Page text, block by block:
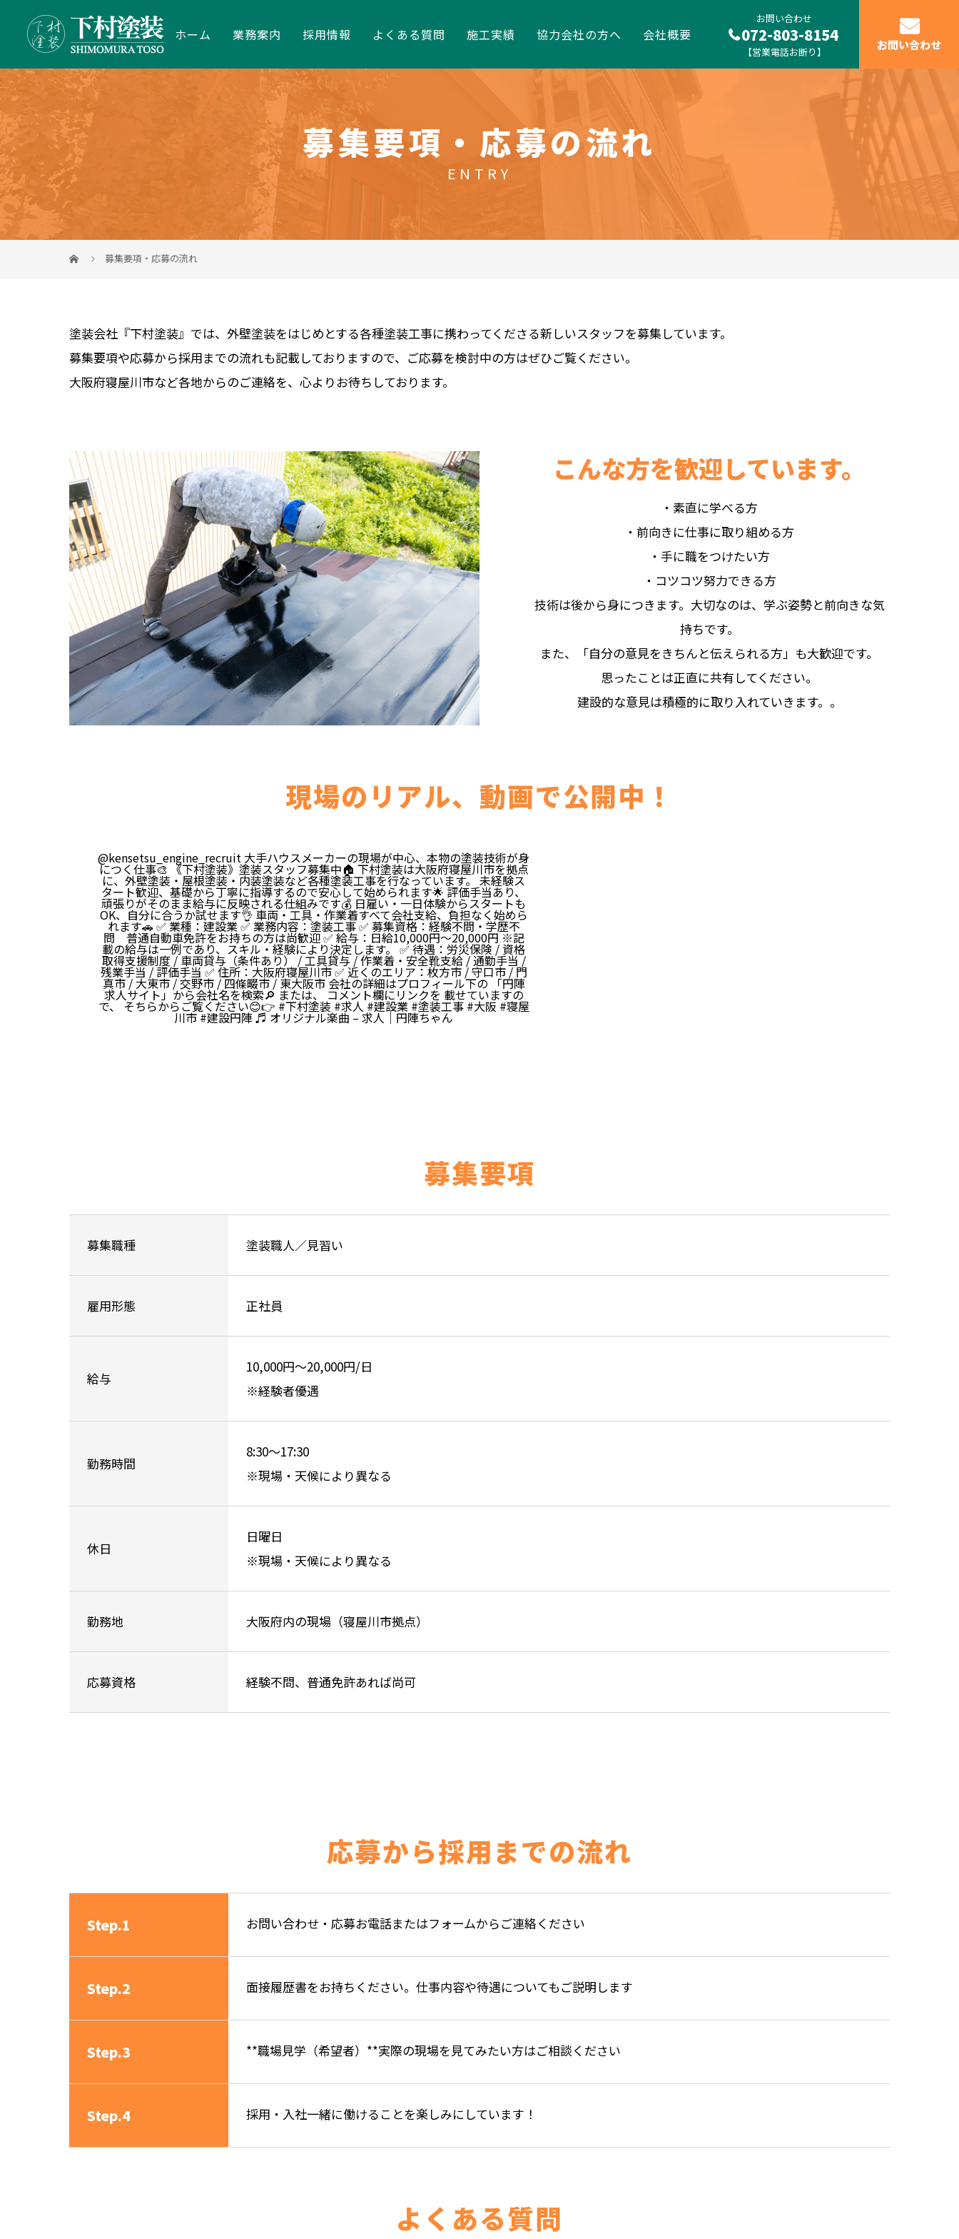
ホーム 業務案内 採用情報 よくある質問 施工実績 協力会社の方へ 会社概要
お問い合わせ
072-803-8154
【営業電話お断り】 お問い合わせ
募集要項・応募の流れ
ENTRY
募集要項・応募の流れ
塗装会社『下村塗装』では、外壁塗装をはじめとする各種塗装工事に携わってくださる新しいスタッフを募集しています。
募集要項や応募から採用までの流れも記載しておりますので、ご応募を検討中の方はぜひご覧ください。
大阪府寝屋川市など各地からのご連絡を、心よりお待ちしております。
こんな方を歓迎しています。
・素直に学べる方
・前向きに仕事に取り組める方
・手に職をつけたい方
・コツコツ努力できる方
技術は後から身につきます。大切なのは、学ぶ姿勢と前向きな気
持ちです。
また、「自分の意見をきちんと伝えられる方」も大歓迎です。
思ったことは正直に共有してください。
建設的な意見は積極的に取り入れていきます。。
現場のリアル、動画で公開中！
@kensetsu_engine_recruit 大手ハウスメーカーの現場が中心、本物の塗装技術が身
につく仕事🎨 《下村塗装》塗装スタッフ募集中🏠 下村塗装は大阪府寝屋川市を拠点
に、外壁塗装・屋根塗装・内装塗装など各種塗装工事を行なっています。 未経験ス
タート歓迎、基礎から丁寧に指導するので安心して始められます🌟 評価手当あり、
頑張りがそのまま給与に反映される仕組みです💰 日雇い・一日体験からスタートも
OK、自分に合うか試せます👌 車両・工具・作業着すべて会社支給、負担なく始めら
れます🚗 ✅ 業種：建設業 ✅ 業務内容：塗装工事 ✅ 募集資格：経験不問・学歴不
問 普通自動車免許をお持ちの方は尚歓迎 ✅ 給与：日給10,000円～20,000円 ※記
載の給与は一例であり、スキル・経験により決定します。 ✅ 待遇：労災保険 / 資格
取得支援制度 / 車両貸与（条件あり） / 工具貸与 / 作業着・安全靴支給 / 通勤手当 /
残業手当 / 評価手当 ✅ 住所：大阪府寝屋川市 ✅ 近くのエリア：枚方市 / 守口市 / 門
真市 / 大東市 / 交野市 / 四條畷市 / 東大阪市 会社の詳細はプロフィール下の 「円陣
求人サイト」から会社名を検索🔎 または、 コメント欄にリンクを 載せていますの
で、 そちらからご覧ください😊👉 #下村塗装 #求人 #建設業 #塗装工事 #大阪 #寝屋
川市#建設円陣♬ オリジナル楽曲 – 求人｜円陣ちゃん
募集要項
募集職種 塗装職人／見習い
雇用形態 正社員
給与
10,000円〜20,000円/日
※経験者優遇
勤務時間
8:30〜17:30
※現場・天候により異なる
休日
日曜日
※現場・天候により異なる
勤務地 大阪府内の現場（寝屋川市拠点）
応募資格 経験不問、普通免許あれば尚可
応募から採用までの流れ
Step.1 お問い合わせ・応募お電話またはフォームからご連絡ください
Step.2 面接履歴書をお持ちください。仕事内容や待遇についてもご説明します
Step.3 **職場見学（希望者）**実際の現場を見てみたい方はご相談ください
Step.4 採用・入社一緒に働けることを楽しみにしています！
よくある質問